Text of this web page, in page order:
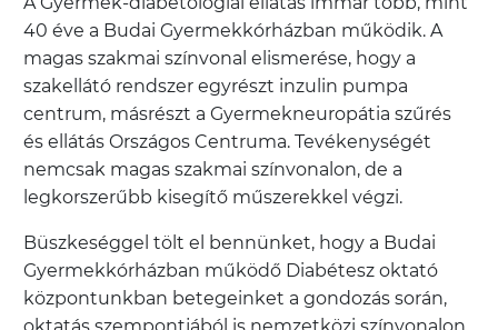
40 éve a Budai Gyermekkórházban működik. A
magas szakmai színvonal elismerése, hogy a
szakellátó rendszer egyrészt inzulin pumpa
centrum, másrészt a Gyermekneuropátia szűrés
és ellátás Országos Centruma. Tevékenységét
nemcsak magas szakmai színvonalon, de a
legkorszerűbb kisegítő műszerekkel végzi.
Büszkeséggel tölt el bennünket, hogy a Budai
Gyermekkórházban működő Diabétesz oktató
központunkban betegeinket a gondozás során,